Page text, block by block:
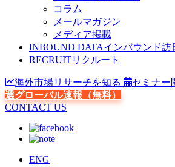
コラム
メールマガジン
メディア掲載
INBOUND DATAインバウンド訪
RECRUITリクルート
海外市場リサーチを知る セミナー
選グローバル速報（無料）
CONTACT US
ENG